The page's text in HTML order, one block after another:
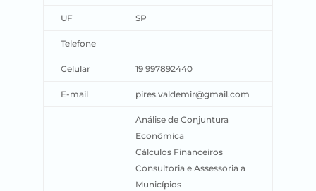
UF SP
Telefone
Celular 19 997892440
E-mail pires.valdemir@gmail.com
Análise de Conjuntura
Econômica
Cálculos Financeiros
Consultoria e Assessoria a
Municípios